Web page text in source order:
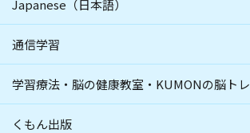
Japanese（日本語）
通信学習
学習療法・脳の健康教室・KUMONの脳トレ
くもん出版